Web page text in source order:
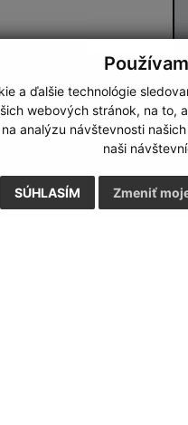
a ďalšie technológie
webových stránok, na to,
analýzu návštevnosti
naši
SÚHLASÍM Zmeniť
Odoslať správu